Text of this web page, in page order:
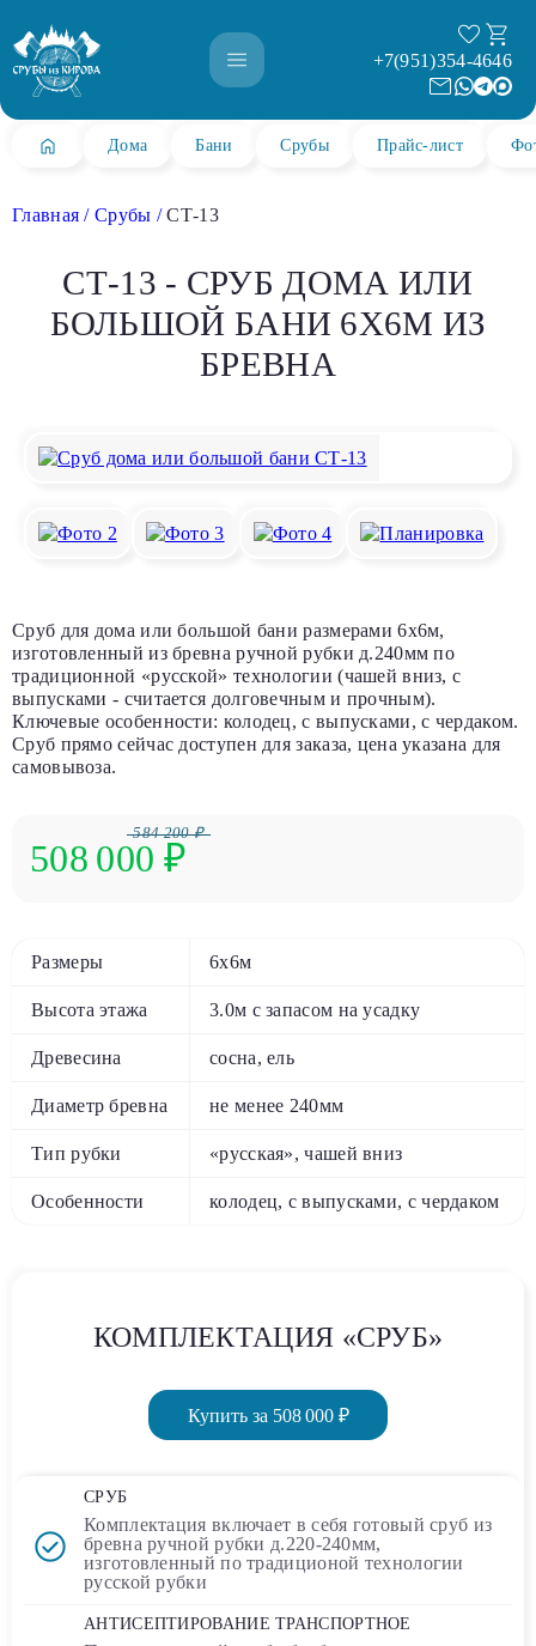
+7(951)354-4646
Дома Бани Срубы Прайс-лист
Главная Срубы СТ-13
СТ-13 - СРУБ ДОМА ИЛИ
БОЛЬШОЙ БАНИ 6Х6М ИЗ
БРЕВНА
Сруб для дома или большой бани размерами 6х6м,
изготовленный из бревна ручной рубки д.240мм по
традиционной «русской» технологии (чашей вниз, с
выпусками - считается долговечным и прочным).
Ключевые особенности: колодец, с выпусками, с чердаком.
Сруб прямо сейчас доступен для заказа, цена указана для
самовывоза.
508 000
584 200 ₽
₽
Размеры 6х6м
Высота этажа 3.0м с запасом на усадку
Древесина сосна, ель
Диаметр бревна не менее 240мм
Тип рубки «русская», чашей вниз
Особенности колодец, с выпусками, с чердаком
КОМПЛЕКТАЦИЯ «СРУБ»
Купить за 508 000 ₽
СРУБ
Комплектация включает в себя готовый сруб из
бревна ручной рубки д.220-240мм,
изготовленный по традиционой технологии
русской рубки
АНТИСЕПТИРОВАНИЕ ТРАНСПОРТНОЕ